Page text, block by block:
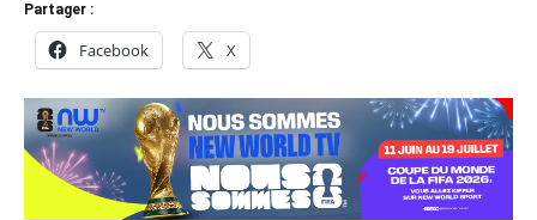
Partager :
Facebook X